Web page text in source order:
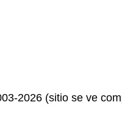
2026 (sitio se ve